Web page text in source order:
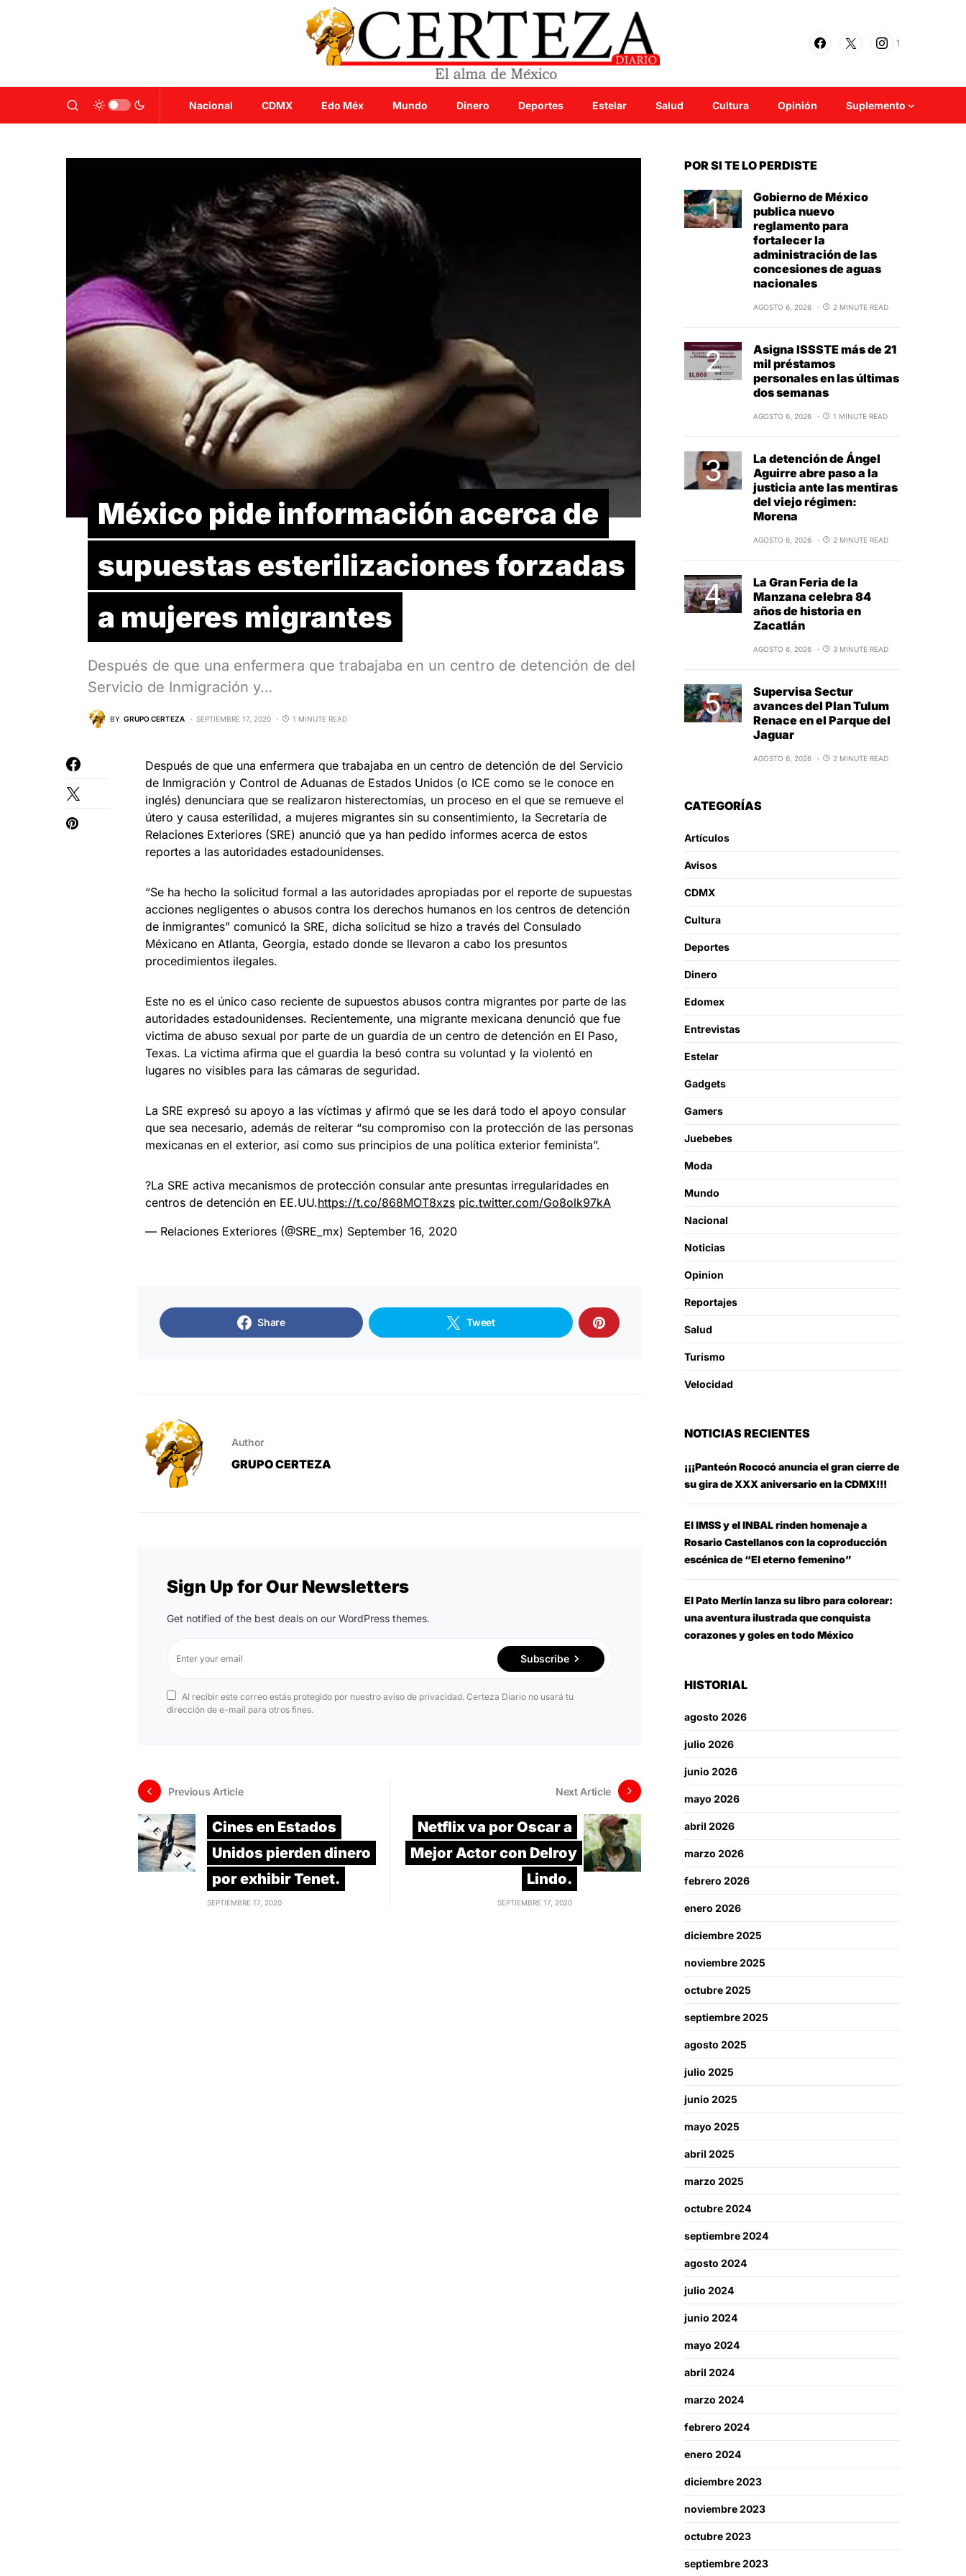
1
Nacional CDMX Edo Méx Mundo Dinero Deportes Estelar Salud Cultura Opinión Suplemento
México pide información acerca de
supuestas esterilizaciones forzadas
a mujeres migrantes
Después de que una enfermera que trabajaba en un centro de detención de del
Servicio de Inmigración y…
BY GRUPO CERTEZA SEPTIEMBRE 17, 2020 1 MINUTE READ
Después de que una enfermera que trabajaba en un centro de detención de del Servicio
de Inmigración y Control de Aduanas de Estados Unidos (o ICE como se le conoce en
inglés) denunciara que se realizaron histerectomías, un proceso en el que se remueve el
útero y causa esterilidad, a mujeres migrantes sin su consentimiento, la Secretaría de
Relaciones Exteriores (SRE) anunció que ya han pedido informes acerca de estos
reportes a las autoridades estadounidenses.
“Se ha hecho la solicitud formal a las autoridades apropiadas por el reporte de supuestas
acciones negligentes o abusos contra los derechos humanos en los centros de detención
de inmigrantes” comunicó la SRE, dicha solicitud se hizo a través del Consulado
Méxicano en Atlanta, Georgia, estado donde se llevaron a cabo los presuntos
procedimientos ilegales.
Este no es el único caso reciente de supuestos abusos contra migrantes por parte de las
autoridades estadounidenses. Recientemente, una migrante mexicana denunció que fue
victima de abuso sexual por parte de un guardia de un centro de detención en El Paso,
Texas. La victima afirma que el guardia la besó contra su voluntad y la violentó en
lugares no visibles para las cámaras de seguridad.
La SRE expresó su apoyo a las víctimas y afirmó que se les dará todo el apoyo consular
que sea necesario, además de reiterar “su compromiso con la protección de las personas
mexicanas en el exterior, así como sus principios de una política exterior feminista”.
?La SRE activa mecanismos de protección consular ante presuntas irregularidades en
centros de detención en EE.UU.https://t.co/868MOT8xzs pic.twitter.com/Go8olk97kA
— Relaciones Exteriores (@SRE_mx) September 16, 2020
Share Tweet
Author
GRUPO CERTEZA
Sign Up for Our Newsletters
Get notified of the best deals on our WordPress themes.
Subscribe
Al recibir este correo estás protegido por nuestro aviso de privacidad. Certeza Diario no usará tu
dirección de e-mail para otros fines.
Previous Article
Cines en Estados
Unidos pierden dinero
por exhibir Tenet.
SEPTIEMBRE 17, 2020
Next Article
Netflix va por Oscar a
Mejor Actor con Delroy
Lindo.
SEPTIEMBRE 17, 2020
POR SI TE LO PERDISTE
Gobierno de México
publica nuevo
reglamento para
fortalecer la
administración de las
concesiones de aguas
nacionales
AGOSTO 6, 2026 2 MINUTE READ
Asigna ISSSTE más de 21
mil préstamos
personales en las últimas
dos semanas
AGOSTO 6, 2026 1 MINUTE READ
La detención de Ángel
Aguirre abre paso a la
justicia ante las mentiras
del viejo régimen:
Morena
AGOSTO 6, 2026 2 MINUTE READ
La Gran Feria de la
Manzana celebra 84
años de historia en
Zacatlán
AGOSTO 6, 2026 3 MINUTE READ
Supervisa Sectur
avances del Plan Tulum
Renace en el Parque del
Jaguar
AGOSTO 6, 2026 2 MINUTE READ
CATEGORÍAS
Artículos
Avisos
CDMX
Cultura
Deportes
Dinero
Edomex
Entrevistas
Estelar
Gadgets
Gamers
Juebebes
Moda
Mundo
Nacional
Noticias
Opinion
Reportajes
Salud
Turismo
Velocidad
NOTICIAS RECIENTES
¡¡¡Panteón Rococó anuncia el gran cierre de
su gira de XXX aniversario en la CDMX!!!
El IMSS y el INBAL rinden homenaje a
Rosario Castellanos con la coproducción
escénica de “El eterno femenino”
El Pato Merlín lanza su libro para colorear:
una aventura ilustrada que conquista
corazones y goles en todo México
HISTORIAL
agosto 2026
julio 2026
junio 2026
mayo 2026
abril 2026
marzo 2026
febrero 2026
enero 2026
diciembre 2025
noviembre 2025
octubre 2025
septiembre 2025
agosto 2025
julio 2025
junio 2025
mayo 2025
abril 2025
marzo 2025
octubre 2024
septiembre 2024
agosto 2024
julio 2024
junio 2024
mayo 2024
abril 2024
marzo 2024
febrero 2024
enero 2024
diciembre 2023
noviembre 2023
octubre 2023
septiembre 2023